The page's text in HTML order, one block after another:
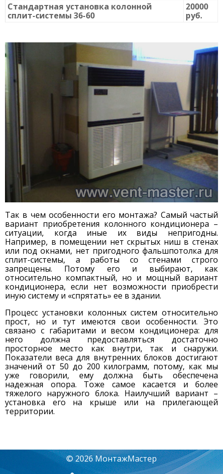
Стандартная установка колонной
сплит-системы 36-60
20000
руб.
Так в чем особенности его монтажа? Самый частый
вариант приобретения колонного кондиционера –
ситуации, когда иные их виды непригодны.
Например, в помещении нет скрытых ниш в стенах
или под окнами, нет пригодного фальшпотолка для
сплит-системы, а работы со стенами строго
запрещены. Потому его и выбирают, как
относительно компактный, но и мощный вариант
кондиционера, если нет возможности приобрести
иную систему и «спрятать» ее в здании.
Процесс установки колонных систем относительно
прост, но и тут имеются свои особенности. Это
связано с габаритами и весом кондиционера: для
него должна предоставляться достаточно
просторное место как внутри, так и снаружи.
Показатели веса для внутренних блоков достигают
значений от 50 до 200 килограмм, потому, как мы
уже говорили, ему должна быть обеспечена
надежная опора. Тоже самое касается и более
тяжелого наружного блока. Наилучший вариант –
установка его на крыше или на прилегающей
территории.
© 2026 МонтажМастер